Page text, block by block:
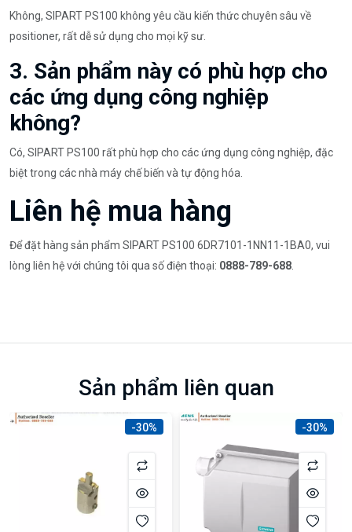
Không, SIPART PS100 không yêu cầu kiến thức chuyên sâu về
positioner, rất dễ sử dụng cho mọi kỹ sư.
3. Sản phẩm này có phù hợp cho
các ứng dụng công nghiệp
không?
Có, SIPART PS100 rất phù hợp cho các ứng dụng công nghiệp, đặc
biệt trong các nhà máy chế biến và tự động hóa.
Liên hệ mua hàng
Để đặt hàng sản phẩm SIPART PS100 6DR7101-1NN11-1BA0, vui
lòng liên hệ với chúng tôi qua số điện thoại: 0888-789-688
Sản phẩm liên quan
-30% -30%